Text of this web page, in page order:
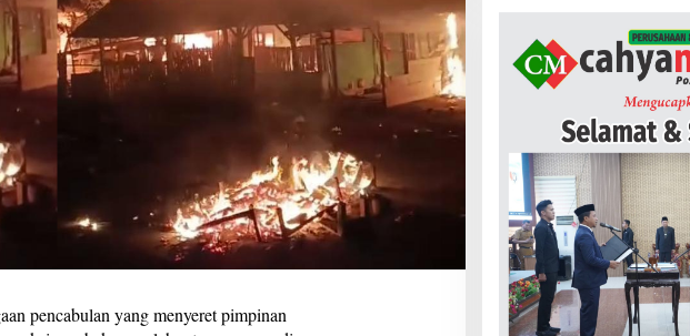
pencabulan yang menyeret pimpinan